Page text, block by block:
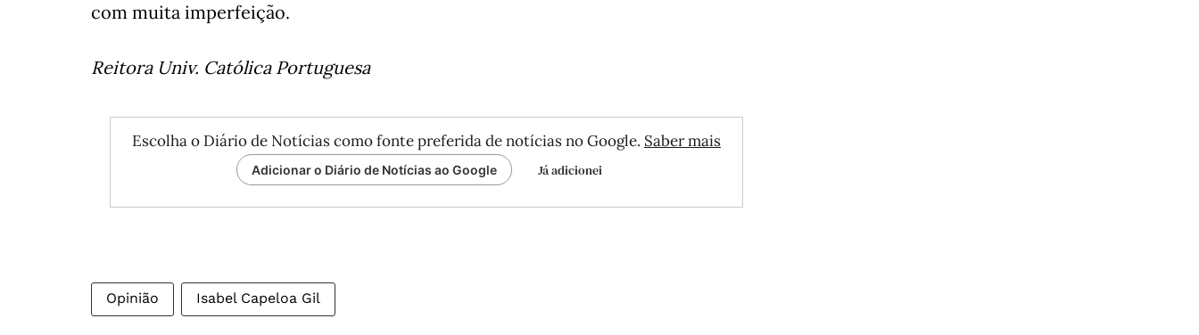
com muita imperfeição.
Reitora Univ. Católica Portuguesa
Escolha o Diário de Notícias como fonte preferida de notícias no Google. Saber mais
Adicionar o Diário de Notícias ao Google Já adicionei
Opinião Isabel Capeloa Gil